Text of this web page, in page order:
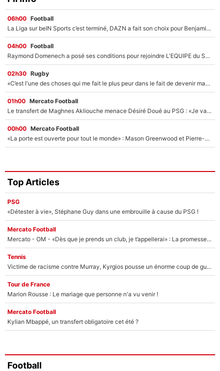
06h00 Football
La Liga sur beIN Sports c’est terminé, DAZN a fait son choix pour Benjamin Da Silva et Omar Da Fonseca !
04h00 Football
Raymond Domenech a posé ses conditions pour rejoindre L'EQUIPE du Soir : Il refuse de faire l'émission avec un autre chroniqueur !
02h30 Rugby
«C’est l'une des choses qui me fait le plus peur dans le fait de devenir maman» : En couple avec Antoine Dupont, Iris Mittenaere s'inquiète déjà pour ses futurs enfants !
01h00 Mercato Football
Le transfert de Maghnes Akliouche menace Désiré Doué au PSG : «Je valide à 200%»
00h00 Mercato Football
«La porte est ouverte pour tout le monde» : Mason Greenwood et Pierre-Emerick Aubameyang ont quitté l'OM, Amine Gouiri balance sur la suite du mercato et sur la réaction du vestiaire !
Top Articles
PSG
«Détester à vie», Stéphane Guy dans une embrouille à cause du PSG !
Mercato Football
Mercato - OM - «Dès que je prends un club, je t’appellerai» : La promesse de Marcelino au moment de claquer la porte
Tennis
Victime de racisme contre Murray, Kyrgios pousse un énorme coup de gueule !
Tour de France
Marion Rousse : Le mariage que personne n'a vu venir !
Mercato Football
Kylian Mbappé, un transfert obligatoire cet été ?
Football